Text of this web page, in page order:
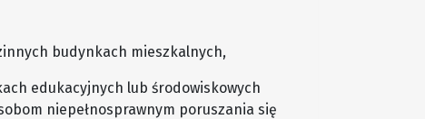
budynkach mieszkalnych,
edukacyjnych lub środowiskowych
niepełnosprawnym poruszania się